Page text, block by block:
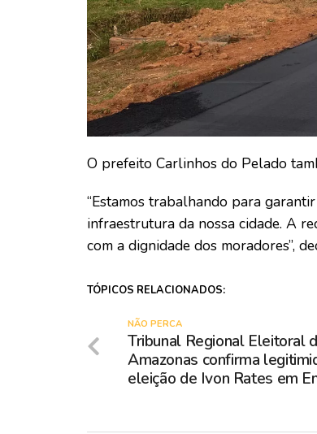
O prefeito Carlinhos do Pelado
“Estamos trabalhando para
infraestrutura da nossa cidade. A
com a dignidade dos moradores”,
TÓPICOS RELACIONADOS:
NÃO PERCA
Tribunal Regional Eleitoral
Amazonas confirma
eleição de Ivon Rates em